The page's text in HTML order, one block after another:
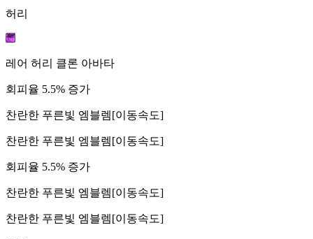
허리
레어 허리 클론 아바타
회피율 5.5% 증가
찬란한 푸른빛 엠블렘[이동속도]
찬란한 푸른빛 엠블렘[이동속도]
회피율 5.5% 증가
찬란한 푸른빛 엠블렘[이동속도]
찬란한 푸른빛 엠블렘[이동속도]